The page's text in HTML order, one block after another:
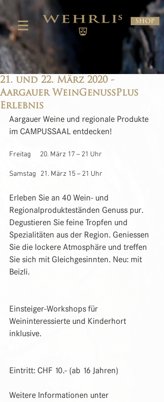
Shop
21. und 22. März 2020 -
Aargauer WeinGenussPlus
Erlebnis
Aargauer Weine und regionale Produkte
im CAMPUSSAAL entdecken!
Freitag      20. März 17 – 21 Uhr
Samstag   21. März 15 – 21 Uhr
Erleben Sie an 40 Wein- und
Regionalprodukteständen Genuss pur.
Degustieren Sie feine Tropfen und
Spezialitäten aus der Region. Geniessen
Sie die lockere Atmosphäre und treffen
Sie sich mit Gleichgesinnten. Neu: mit
Beizli.
Einsteiger-Workshops für
Weininteressierte und Kinderhort
inklusive.
Eintritt: CHF 10.- (ab 16 Jahren)
Weitere Informationen unter